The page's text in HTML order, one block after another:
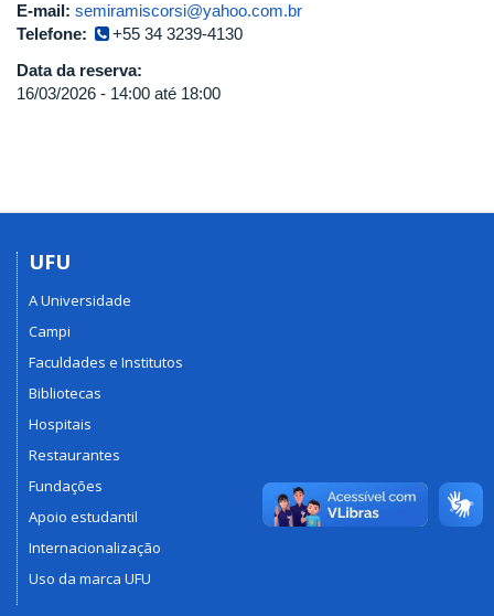
E-mail: semiramiscorsi@yahoo.com.br
Telefone:
+55 34 3239-4130
Data da reserva:
16/03/2026 - 14:00 até 18:00
UFU
A Universidade
Campi
Faculdades e Institutos
Bibliotecas
Hospitais
Restaurantes
Fundações
Apoio estudantil
Internacionalização
Uso da marca UFU